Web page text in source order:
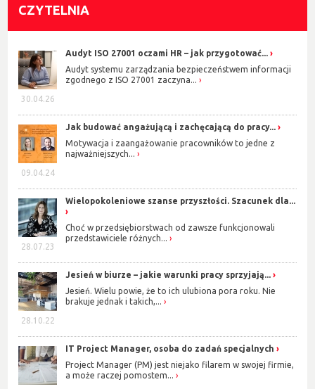
CZYTELNIA
30.04.26
Audyt ISO 27001 oczami HR – jak przygotować...
Audyt systemu zarządzania bezpieczeństwem informacji
zgodnego z ISO 27001 zaczyna...
09.04.24
Jak budować angażującą i zachęcającą do pracy...
Motywacja i zaangażowanie pracowników to jedne z
najważniejszych...
28.07.23
Wielopokoleniowe szanse przyszłości. Szacunek dla...
Choć w przedsiębiorstwach od zawsze funkcjonowali
przedstawiciele różnych...
28.10.22
Jesień w biurze – jakie warunki pracy sprzyjają...
Jesień. Wielu powie, że to ich ulubiona pora roku. Nie
brakuje jednak i takich,...
IT Project Manager, osoba do zadań specjalnych
Project Manager (PM) jest niejako filarem w swojej firmie,
a może raczej pomostem...